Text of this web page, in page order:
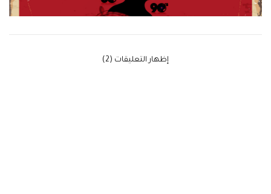
‫إظهار التعليقات (2)